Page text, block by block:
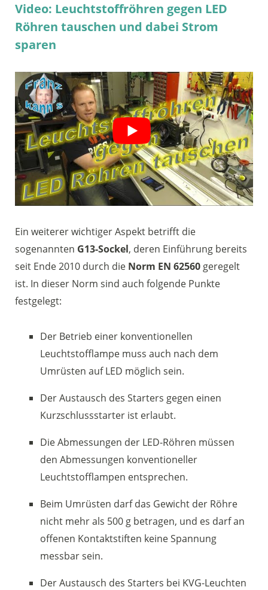
Video: Leuchtstoffröhren gegen LED
Röhren tauschen und dabei Strom
sparen
Ein weiterer wichtiger Aspekt betrifft die
sogenannten G13-Sockel, deren Einführung bereits
seit Ende 2010 durch die Norm EN 62560 geregelt
ist. In dieser Norm sind auch folgende Punkte
festgelegt:
Der Betrieb einer konventionellen
Leuchtstofflampe muss auch nach dem
Umrüsten auf LED möglich sein.
Der Austausch des Starters gegen einen
Kurzschlussstarter ist erlaubt.
Die Abmessungen der LED-Röhren müssen
den Abmessungen konventioneller
Leuchtstofflampen entsprechen.
Beim Umrüsten darf das Gewicht der Röhre
nicht mehr als 500 g betragen, und es darf an
offenen Kontaktstiften keine Spannung
messbar sein.
Der Austausch des Starters bei KVG-Leuchten